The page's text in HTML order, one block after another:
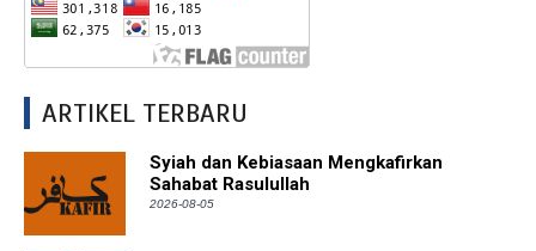
ARTIKEL TERBARU
Syiah dan Kebiasaan Mengkafirkan
Sahabat Rasulullah
2026-08-05